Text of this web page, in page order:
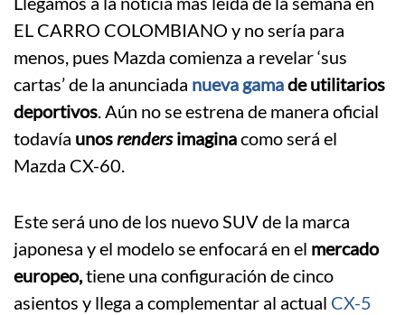
EL CARRO COLOMBIANO y no sería para
menos, pues Mazda comienza a revelar ‘sus
cartas’ de la anunciada nueva gamade utilitarios
deportivos. Aún no se estrena de manera oficial
todavía unosrendersimaginacomo será el
Mazda CX-60.
Este será uno de los nuevo SUV de la marca
japonesa y el modelo se enfocará en el mercado
europeo,tiene una configuración de cinco
asientos y llega a complementar al actual CX-5